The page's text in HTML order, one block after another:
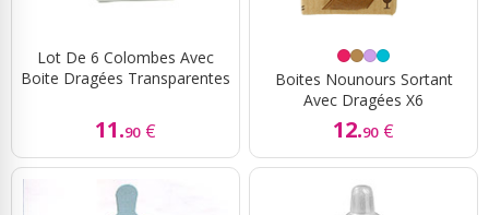
Lot De 6 Colombes Avec
Boite Dragées Transparentes
11.90 €
Boites Nounours Sortant
Avec Dragées X6
12.90 €